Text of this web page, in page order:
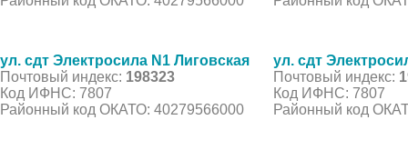
ул. сдт Электросила N1 Лиговская
Почтовый индекс: 198323
Код ИФНС: 7807
Районный код ОКАТО: 40279566000
ул. сдт
Почтовый индекс:
Код ИФНС: 7807
Районный код